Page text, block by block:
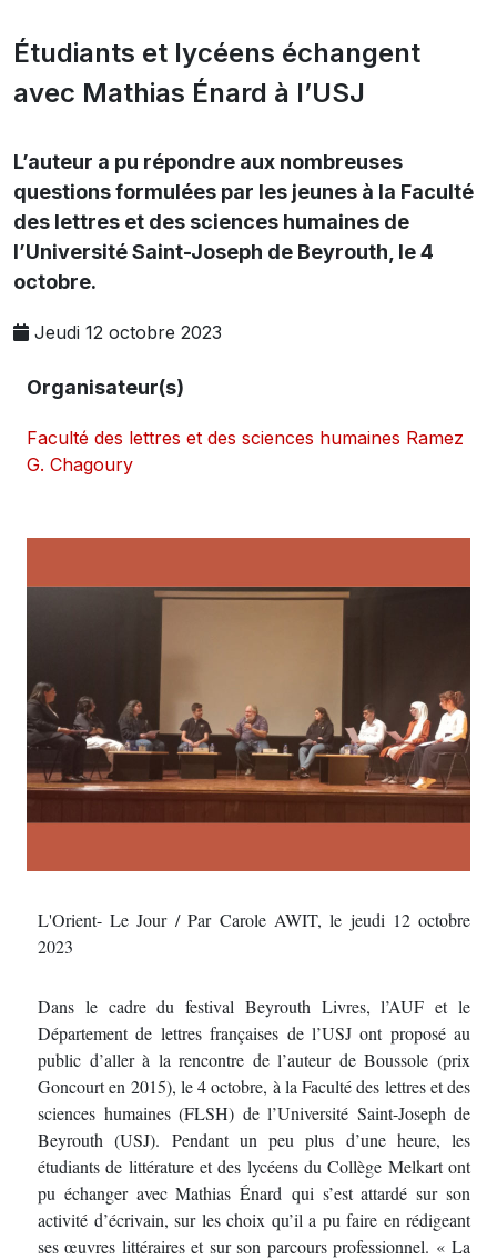
Étudiants et lycéens échangent
avec Mathias Énard à l’USJ
L’auteur a pu répondre aux nombreuses
questions formulées par les jeunes à la Faculté
des lettres et des sciences humaines de
l’Université Saint-Joseph de Beyrouth, le 4
octobre.
Jeudi 12 octobre 2023
Organisateur(s)
Faculté des lettres et des sciences humaines Ramez
G. Chagoury
L'Orient- Le Jour / Par Carole AWIT, le jeudi 12 octobre
2023
Dans le cadre du festival Beyrouth Livres, l’AUF et le
Département de lettres françaises de l’USJ ont proposé au
public d’aller à la rencontre de l’auteur de Boussole (prix
Goncourt en 2015), le 4 octobre, à la Faculté des lettres et des
sciences humaines (FLSH) de l’Université Saint-Joseph de
Beyrouth (USJ). Pendant un peu plus d’une heure, les
étudiants de littérature et des lycéens du Collège Melkart ont
pu échanger avec Mathias Énard qui s’est attardé sur son
activité d’écrivain, sur les choix qu’il a pu faire en rédigeant
ses œuvres littéraires et sur son parcours professionnel. « La